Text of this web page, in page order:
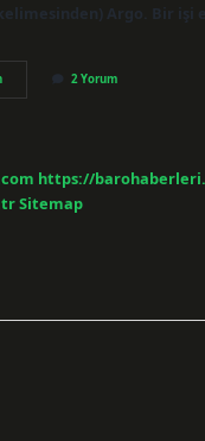
Argo. Bir işi
Ferisah
Ne
2 Yorum
https://
Sitemap